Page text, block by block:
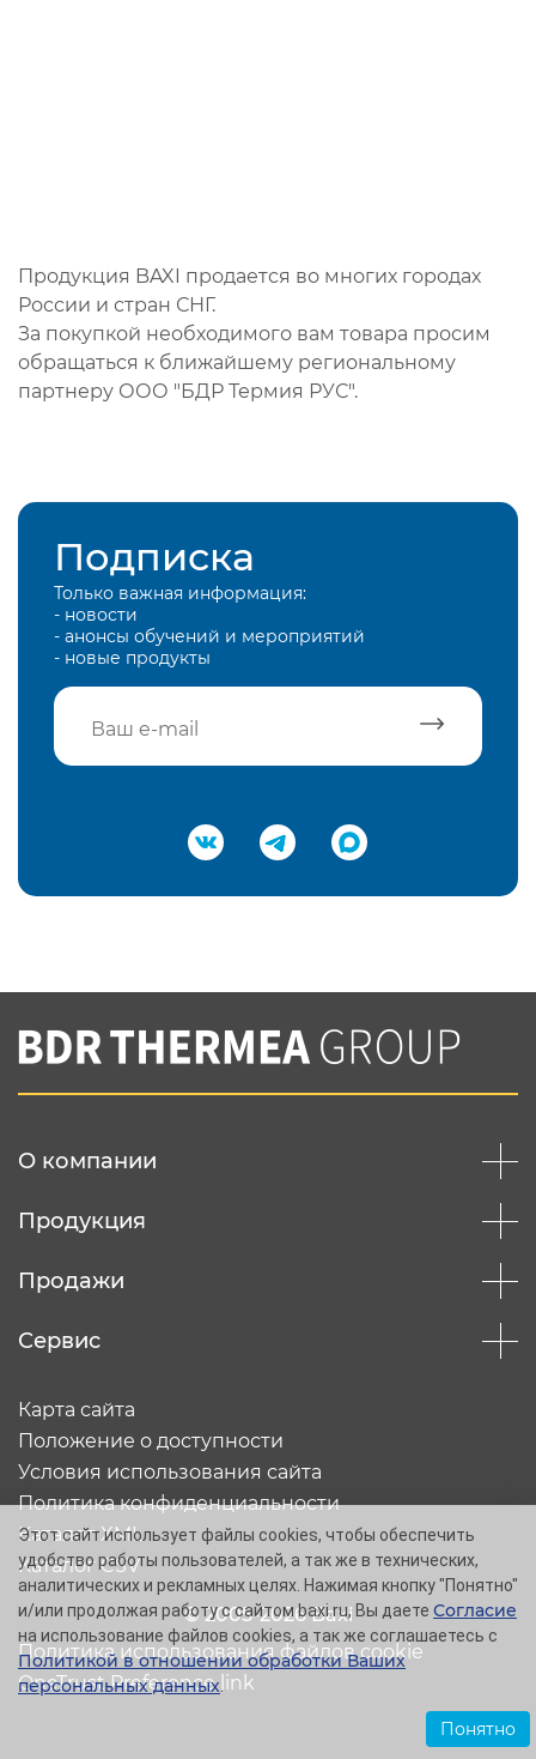
Продукция BAXI продается во многих городах
России и стран СНГ.
За покупкой необходимого вам товара просим
обращаться к ближайшему региональному
партнеру ООО "БДР Термия РУС".
Подписка
Только важная информация:
- новости
- анонсы обучений и мероприятий
- новые продукты
Подтвердить e-mail
Вы соглашаетесь с нашей политикой
конфеденциальности
О компании
Продукция
Продажи
Сервис
© 2005-2026 Baxi
Карта сайта
Положение о доступности
Условия использования сайта
Политика конфиденциальности
Каталог XML
Каталог CSV
Политика использования файлов cookie
OneTrust Preference link
Этот сайт использует файлы cookies, чтобы обеспечить
удобство работы пользователей, а так же в технических,
аналитических и рекламных целях. Нажимая кнопку "Понятно"
и/или продолжая работу с сайтом baxi.ru, Вы даете Согласие
на использование файлов cookies, а так же соглашаетесь с
Политикой в отношении обработки Ваших
персональных данных.
Понятно